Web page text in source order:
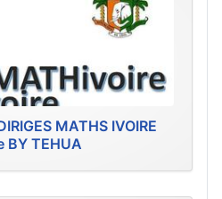
MATHS IVOIRE
BY TEHUA